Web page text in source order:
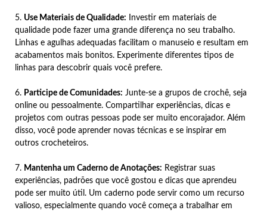
5. Use Materiais de Qualidade: Investir em materiais de
qualidade pode fazer uma grande diferença no seu trabalho.
Linhas e agulhas adequadas facilitam o manuseio e resultam em
acabamentos mais bonitos. Experimente diferentes tipos de
linhas para descobrir quais você prefere.
6. Participe de Comunidades: Junte-se a grupos de crochê, seja
online ou pessoalmente. Compartilhar experiências, dicas e
projetos com outras pessoas pode ser muito encorajador. Além
disso, você pode aprender novas técnicas e se inspirar em
outros crocheteiros.
7. Mantenha um Caderno de Anotações: Registrar suas
experiências, padrões que você gostou e dicas que aprendeu
pode ser muito útil. Um caderno pode servir como um recurso
valioso, especialmente quando você começa a trabalhar em